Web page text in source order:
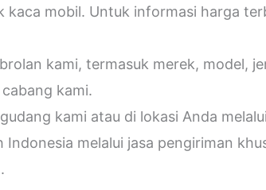
mobil. Untuk informasi harga
kami, termasuk merek, model,
kami.
kami atau di lokasi Anda
melalui jasa pengiriman